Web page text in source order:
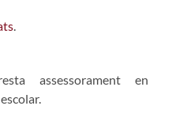
.
assessorament en